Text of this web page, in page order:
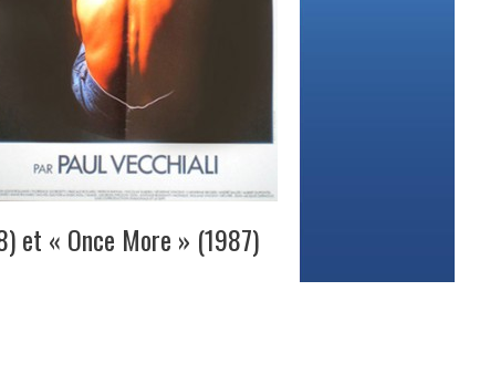
et « Once More » (1987)